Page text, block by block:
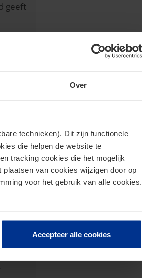
Over
technieken). Dit zijn functionele
die helpen de website te
tracking cookies die het mogelijk
van cookies wijzigen door op
voor het gebruik van alle cookies.
Accepteer alle cookies
geeft
dat
dat